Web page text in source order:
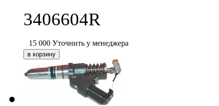
3406604R
15 000 Уточнить у менеджера